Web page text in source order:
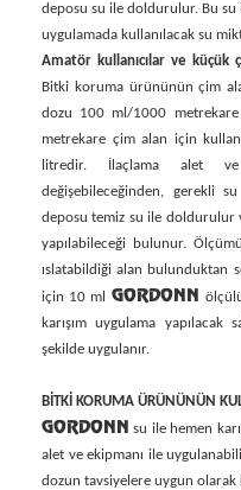
deposu su ile doldurulur. Bu su
uygulamada kullanılacak su
Amatör kullanıcılar ve küçük
Bitki koruma ürününün çim
dozu 100 ml/1000
metrekare çim alan için
litredir. İlaçlama alet ve
değişebileceğinden, gerekli
deposu temiz su ile doldurulur
yapılabileceği bulunur.
ıslatabildiği alan bulunduktan
için 10 ml GORDONN
karışım uygulama yapılacak
şekilde uygulanır.
BİTKİ KORUMA ÜRÜNÜNÜN
GORDONN su ile hemen
alet ve ekipmanı ile
dozun tavsiyelere uygun olarak